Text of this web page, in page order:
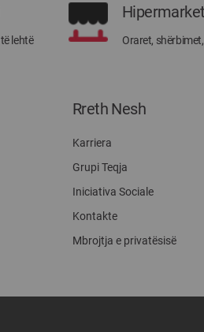
lehtë Oraret,
Rreth Nesh
Karriera
Grupi Teqja
Iniciativa Sociale
Kontakte
Mbrojtja e privatësisë